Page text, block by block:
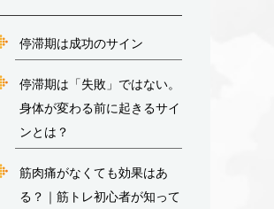
停滞期は成功のサイン
停滞期は「失敗」ではない。
身体が変わる前に起きるサイ
ンとは？
筋肉痛がなくても効果はあ
る？｜筋トレ初心者が知って